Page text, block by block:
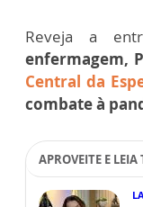
Reveja a
enfermagem,
Central da
combate à
APROVEITE E